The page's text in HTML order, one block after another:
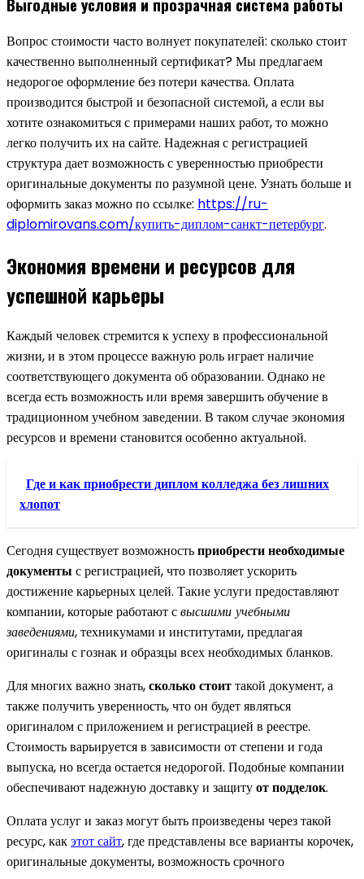
Выгодные условия и прозрачная система работы
Вопрос стоимости часто волнует покупателей: сколько стоит
качественно выполненный сертификат? Мы предлагаем
недорогое оформление без потери качества. Оплата
производится быстрой и безопасной системой, а если вы
хотите ознакомиться с примерами наших работ, то можно
легко получить их на сайте. Надежная с регистрацией
структура дает возможность с уверенностью приобрести
оригинальные документы по разумной цене. Узнать больше и
оформить заказ можно по ссылке: https://ru-
diplomirovans.com/купить-диплом-санкт-петербург.
Экономия времени и ресурсов для
успешной карьеры
Каждый человек стремится к успеху в профессиональной
жизни, и в этом процессе важную роль играет наличие
соответствующего документа об образовании. Однако не
всегда есть возможность или время завершить обучение в
традиционном учебном заведении. В таком случае экономия
ресурсов и времени становится особенно актуальной.
Где и как приобрести диплом колледжа без лишних
хлопот
Сегодня существует возможностьприобрести необходимые
документы с регистрацией, что позволяет ускорить
достижение карьерных целей. Такие услуги предоставляют
компании, которые работают свысшими учебными
заведениями, техникумами и институтами, предлагая
оригиналы с гознак и образцы всех необходимых бланков.
Для многих важно знать,сколько стоиттакой документ, а
также получить уверенность, что он будет являться
оригиналом с приложением и регистрацией в реестре.
Стоимость варьируется в зависимости от степени и года
выпуска, но всегда остается недорогой. Подобные компании
обеспечивают надежную доставку и защитуот подделок.
Оплата услуг и заказ могут быть произведены через такой
ресурс, какэтот сайт, где представлены все варианты корочек,
оригинальные документы, возможность срочного